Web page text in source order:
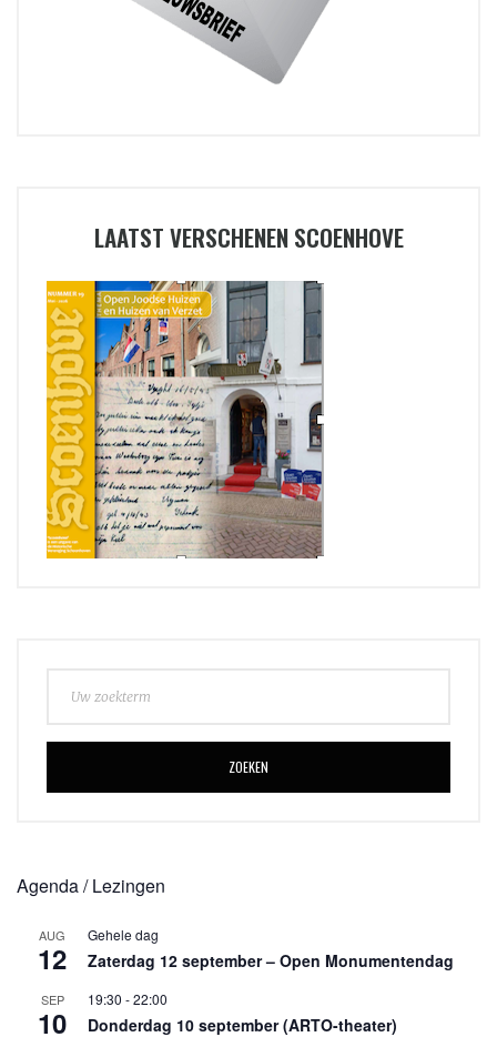
LAATST VERSCHENEN SCOENHOVE
ZOEKEN
Agenda / Lezingen
AUG
12
Gehele dag
Zaterdag 12 september – Open Monumentendag
SEP
10
19:30 -22:00
Donderdag 10 september (ARTO-theater)